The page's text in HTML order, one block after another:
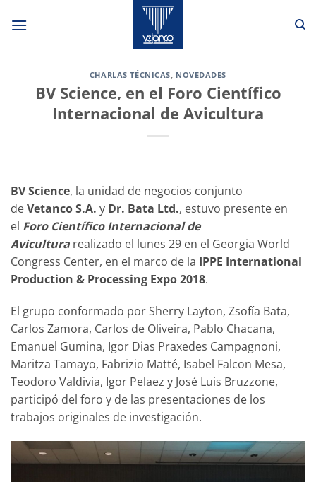
CHARLAS TÉCNICAS, NOVEDADES
BV Science, en el Foro Científico
Internacional de Avicultura
BV Science, la unidad de negocios conjunto
deVetanco S.A. y Dr. Bata Ltd., estuvo presente en
el Foro Científico Internacional de
Avicultura realizado el lunes 29 en el Georgia World
Congress Center, en el marco de la IPPE International
Production & Processing Expo 2018.
El grupo conformado por Sherry Layton, Zsofía Bata,
Carlos Zamora, Carlos de Oliveira, Pablo Chacana,
Emanuel Gumina, Igor Dias Praxedes Campagnoni,
Maritza Tamayo, Fabrizio Matté, Isabel Falcon Mesa,
Teodoro Valdivia, Igor Pelaez y José Luis Bruzzone,
participó del foro y de las presentaciones de los
trabajos originales de investigación.